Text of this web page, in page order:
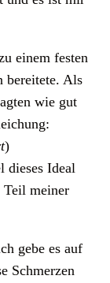
einem festen
bereitete. Als
wie gut
)
dieses Ideal
Teil meiner
gebe es auf
Schmerzen